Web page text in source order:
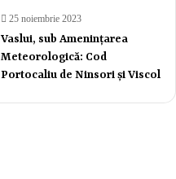
25 noiembrie 2023
Vaslui, sub Amenințarea
Meteorologică: Cod
Portocaliu de Ninsori și Viscol